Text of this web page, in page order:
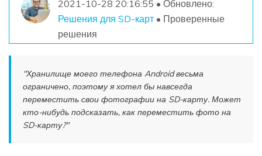
2021-10-28 20:16:55 • Обновлено:
Решения для SD-карт• Проверенные
решения
"Хранилище моего телефона Android весьма
ограничено, поэтому я хотел бы навсегда
переместить свои фотографии на SD-карту. Может
кто-нибудь подсказать, как переместить фото на
SD-карту?"